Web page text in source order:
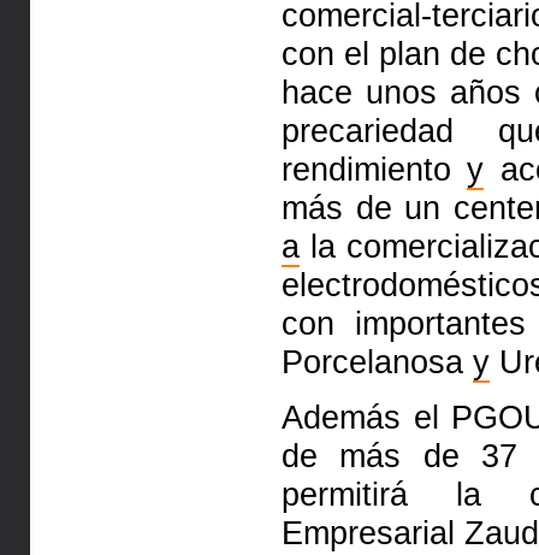
comercial-
con el plan de
hace unos años
precariedad
rendimientoy
más de un
a la
con
Porcelanosa y
Además el
de más de 37
permitirá la
Empresarial